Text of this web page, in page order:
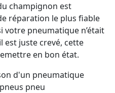
champignon est
réparation le plus fiable
votre pneumatique n’était
est juste crevé, cette
en bon état.
d'un pneumatique
pneu